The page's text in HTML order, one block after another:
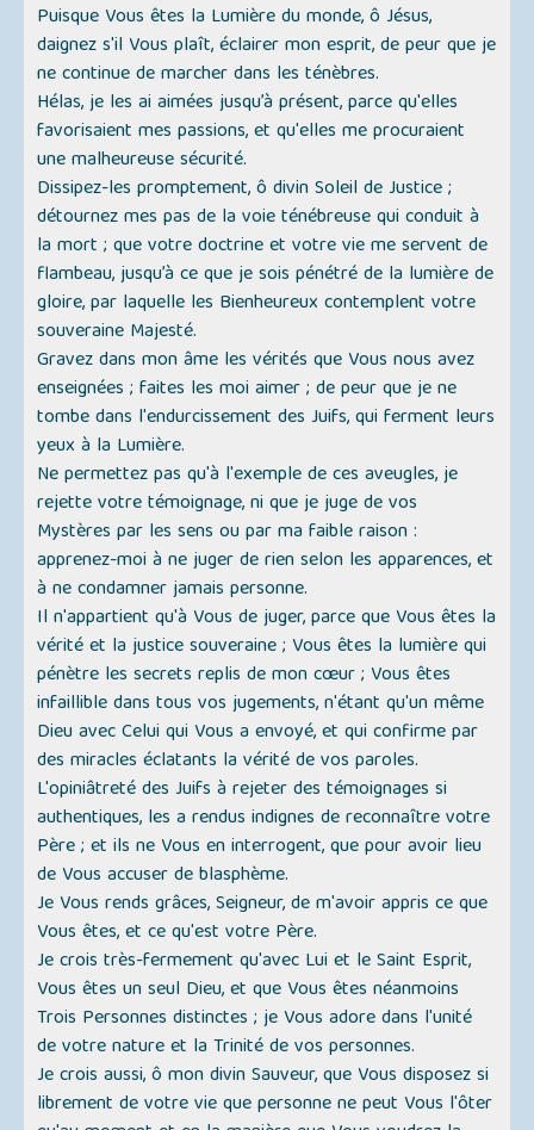
Puisque Vous êtes la Lumière du monde, ô Jésus,
daignez s'il Vous plaît, éclairer mon esprit, de peur que je
ne continue de marcher dans les ténèbres.
Hélas, je les ai aimées jusqu’à présent, parce qu'elles
favorisaient mes passions, et qu'elles me procuraient
une malheureuse sécurité.
Dissipez-les promptement, ô divin Soleil de Justice ;
détournez mes pas de la voie ténébreuse qui conduit à
la mort ; que votre doctrine et votre vie me servent de
flambeau, jusqu’à ce que je sois pénétré de la lumière de
gloire, par laquelle les Bienheureux contemplent votre
souveraine Majesté.
Gravez dans mon âme les vérités que Vous nous avez
enseignées ; faites les moi aimer ; de peur que je ne
tombe dans l'endurcissement des Juifs, qui ferment leurs
yeux à la Lumière.
Ne permettez pas qu'à l'exemple de ces aveugles, je
rejette votre témoignage, ni que je juge de vos
Mystères par les sens ou par ma faible raison :
apprenez-moi à ne juger de rien selon les apparences, et
à ne condamner jamais personne.
Il n'appartient qu'à Vous de juger, parce que Vous êtes la
vérité et la justice souveraine ; Vous êtes la lumière qui
pénètre les secrets replis de mon cœur ; Vous êtes
infaillible dans tous vos jugements, n'étant qu'un même
Dieu avec Celui qui Vous a envoyé, et qui confirme par
des miracles éclatants la vérité de vos paroles.
L'opiniâtreté des Juifs à rejeter des témoignages si
authentiques, les a rendus indignes de reconnaître votre
Père ; et ils ne Vous en interrogent, que pour avoir lieu
de Vous accuser de blasphème.
Je Vous rends grâces, Seigneur, de m'avoir appris ce que
Vous êtes, et ce qu'est votre Père.
Je crois très-fermement qu'avec Lui et le Saint Esprit,
Vous êtes un seul Dieu, et que Vous êtes néanmoins
Trois Personnes distinctes ; je Vous adore dans l'unité
de votre nature et la Trinité de vos personnes.
Je crois aussi, ô mon divin Sauveur, que Vous disposez si
librement de votre vie que personne ne peut Vous l'ôter